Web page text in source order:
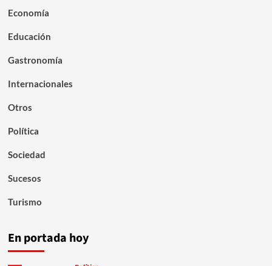
Economía
Educación
Gastronomía
Internacionales
Otros
Política
Sociedad
Sucesos
Turismo
En portada hoy